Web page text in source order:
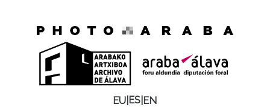
EU ES EN